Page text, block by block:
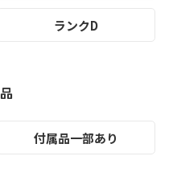
ランクD
付属品一部あり